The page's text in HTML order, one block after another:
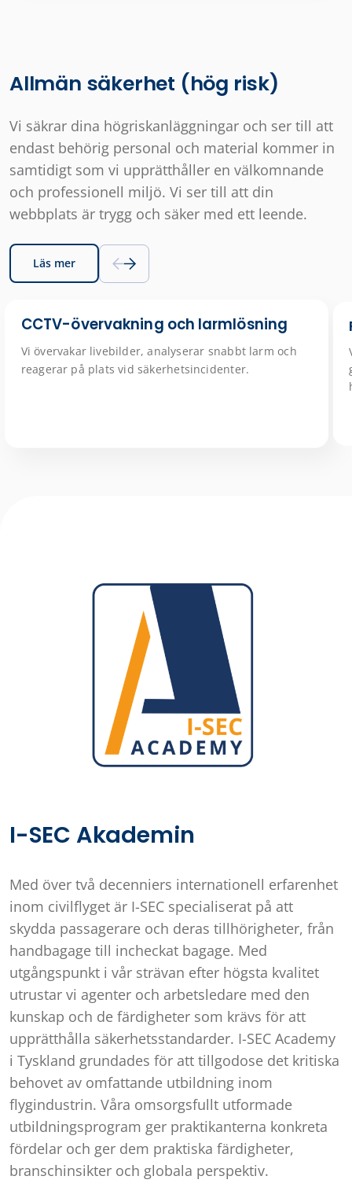
Allmän säkerhet (hög risk)
Vi säkrar dina högriskanläggningar och ser till att
endast behörig personal och material kommer in
samtidigt som vi upprätthåller en välkomnande
och professionell miljö. Vi ser till att din
webbplats är trygg och säker med ett leende.
Läs mer
CCTV-övervakning och larmlösning
Vi övervakar livebilder, analyserar snabbt larm och
reagerar på plats vid säkerhetsincidenter.
I-SEC Akademin
Med över två decenniers internationell erfarenhet
inom civilflyget är I-SEC specialiserat på att
skydda passagerare och deras tillhörigheter, från
handbagage till incheckat bagage. Med
utgångspunkt i vår strävan efter högsta kvalitet
utrustar vi agenter och arbetsledare med den
kunskap och de färdigheter som krävs för att
upprätthålla säkerhetsstandarder. I-SEC Academy
i Tyskland grundades för att tillgodose det kritiska
behovet av omfattande utbildning inom
flygindustrin. Våra omsorgsfullt utformade
utbildningsprogram ger praktikanterna konkreta
fördelar och ger dem praktiska färdigheter,
branschinsikter och globala perspektiv.